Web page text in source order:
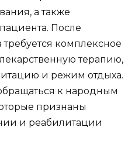
а также
После
комплексное
терапию,
и режим отдыха.
к народным
признаны
и реабилитации